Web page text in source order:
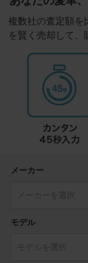
複数社の査定額を
を賢く売却して、
メーカー
モデル